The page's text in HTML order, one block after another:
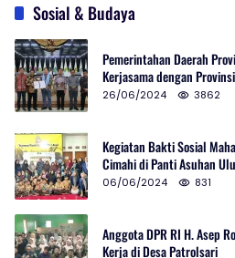
Sosial & Budaya
Pemerintahan Daerah
Kerjasama dengan
Selatan
26/06/2024 3862
Kegiatan Bakti Sosial
Cimahi di Panti Asuhan
06/06/2024 831
Anggota DPR RI H. Asep
Kerja di Desa Patrolsari